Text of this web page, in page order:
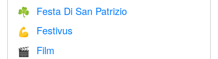
☘️ Festa Di San Patrizio
💪 Festivus
🎬 Film